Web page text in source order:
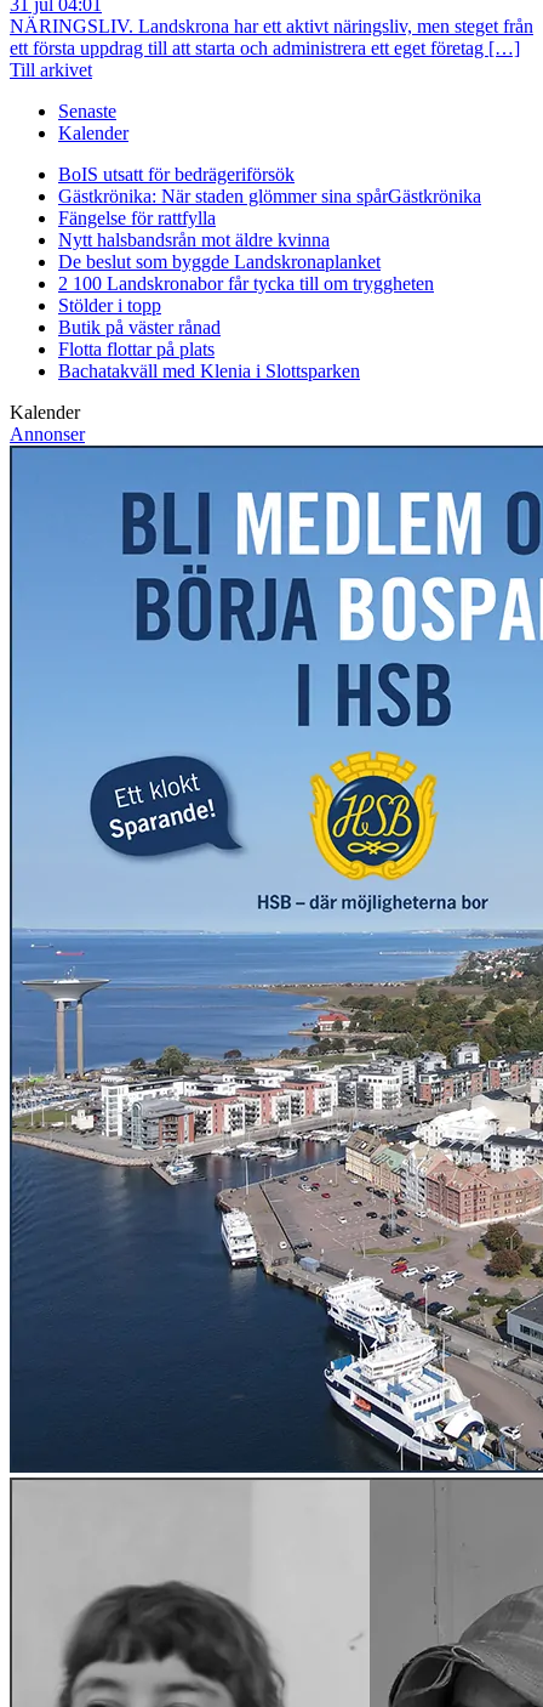
31 jul 04:01
NÄRINGSLIV. Landskrona har ett aktivt näringsliv, men steget från
ett första uppdrag till att starta och administrera ett eget företag […]
Till arkivet
Senaste
Kalender
BoIS utsatt för bedrägeriförsök
Gästkrönika: När staden glömmer sina spårGästkrönika
Fängelse för rattfylla
Nytt halsbandsrån mot äldre kvinna
De beslut som byggde Landskronaplanket
2 100 Landskronabor får tycka till om tryggheten
Stölder i topp
Butik på väster rånad
Flotta flottar på plats
Bachatakväll med Klenia i Slottsparken
Kalender
Annonser